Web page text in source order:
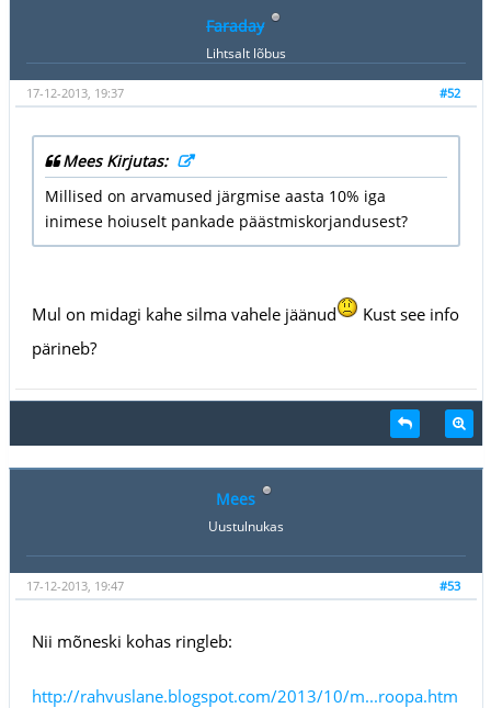
Faraday
Lihtsalt lõbus
#52
17-12-2013, 19:37
Mees Kirjutas:
Millised on arvamused järgmise aasta 10% iga
inimese hoiuselt pankade päästmiskorjandusest?
Mul on midagi kahe silma vahele jäänud
Kust see info
pärineb?
Mees
Uustulnukas
#53
17-12-2013, 19:47
Nii mõneski kohas ringleb:
http://rahvuslane.blogspot.com/2013/10/m...roopa.htm